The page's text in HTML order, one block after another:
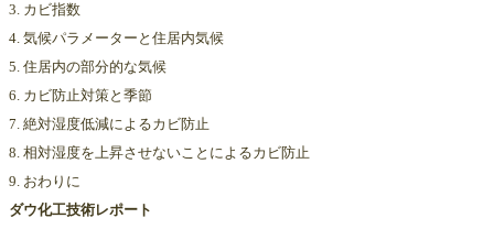
3. カビ指数
4. 気候パラメーターと住居内気候
5. 住居内の部分的な気候
6. カビ防止対策と季節
7. 絶対湿度低減によるカビ防止
8. 相対湿度を上昇させないことによるカビ防止
9. おわりに
ダウ化工技術レポート